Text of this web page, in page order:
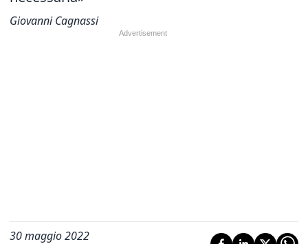
Giovanni Cagnassi
30 maggio 2022